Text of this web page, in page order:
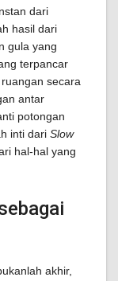
dari
hasil dari
gula yang
terpancar
secara
antar
potongan
inti dari Slow
hal-hal yang
akhir,